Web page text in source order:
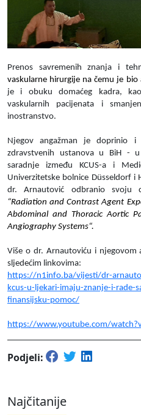
Prenos savremenih znanja i
vaskularne hirurgije na čemu je bio
je i obuku domaćeg kadra,
vaskularnih pacijenata i
inostranstvo.
Njegov angažman je doprinio i
zdravstvenih ustanova u BiH -
saradnje između KCUS-a i
Univerzitetske bolnice Düsseldorf i
dr. Arnautović odbranio svoju
“Radiation and Contrast Agent
Abdominal and Thoracic Aortic
Angiography Systems“.
Više o dr. Arnautoviću i njegovom
sljedećim linkovima:
https://n1info.ba/vijesti/dr-
kcus-u-ljekari-imaju-znanje-i-rade-
finansijsku-pomoc/
https://www.youtube.com/
Podjeli:
Najčitanije